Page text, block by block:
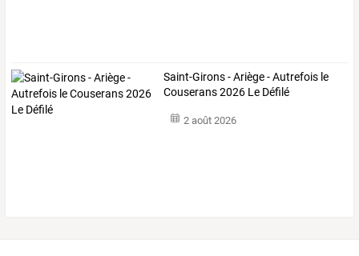
Saint-Girons - Ariège - Autrefois le
Couserans 2026 Le Défilé
2 août 2026